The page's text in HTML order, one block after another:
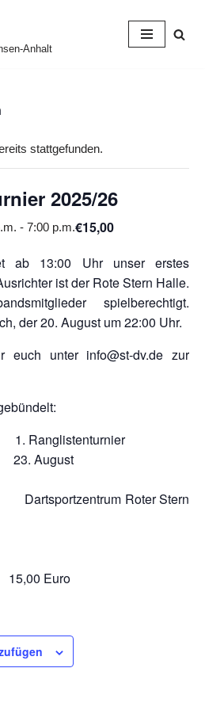
Anhalt
stattgefunden.
2025/26
- 7:00 p.m.€15,00
ab 13:00 Uhr unser erstes
ist der Rote Stern Halle.
spielberechtigt.
der 20. August um 22:00 Uhr.
euch unter info@st-dv.de zur
Roter Stern
Euro